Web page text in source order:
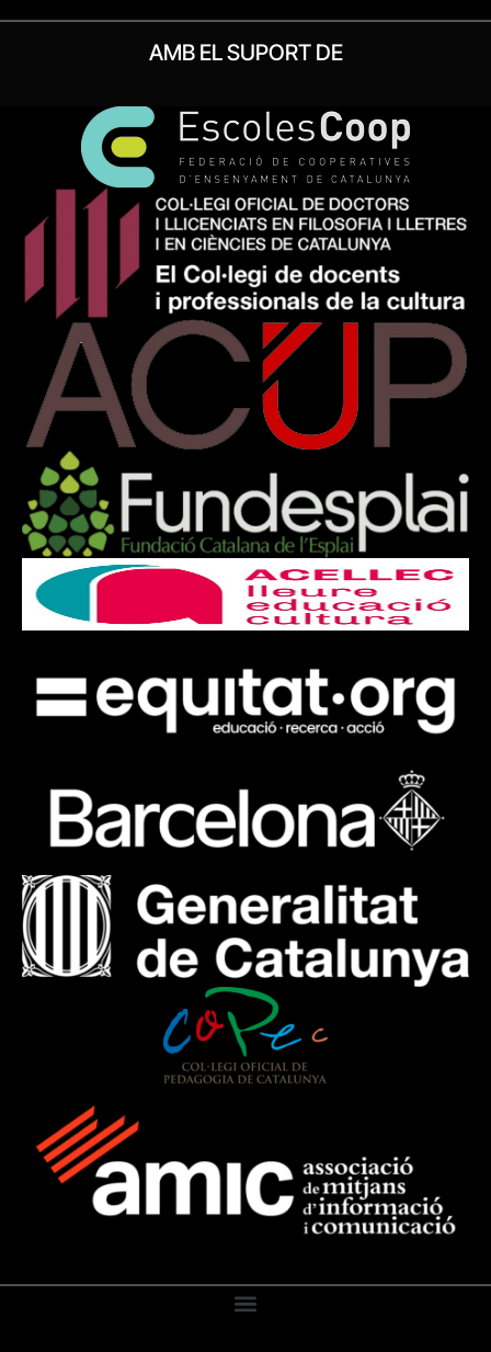
AMB EL SUPORT DE